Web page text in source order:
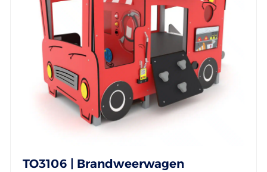
TO3106 | Brandweerwagen